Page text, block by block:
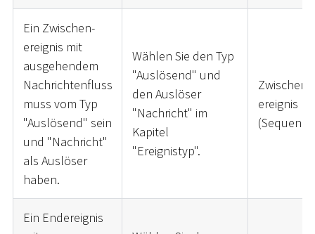
Ein Zwischen-
ereignis mit
ausgehendem
Nachrichtenfluss
muss vom Typ
"Auslösend" sein
und "Nachricht"
als Auslöser
haben.
Wählen Sie den Typ
"Auslösend" und
den Auslöser
"Nachricht" im
Kapitel
"Ereignistyp".
Zwischen-
ereignis
Ein Endereignis